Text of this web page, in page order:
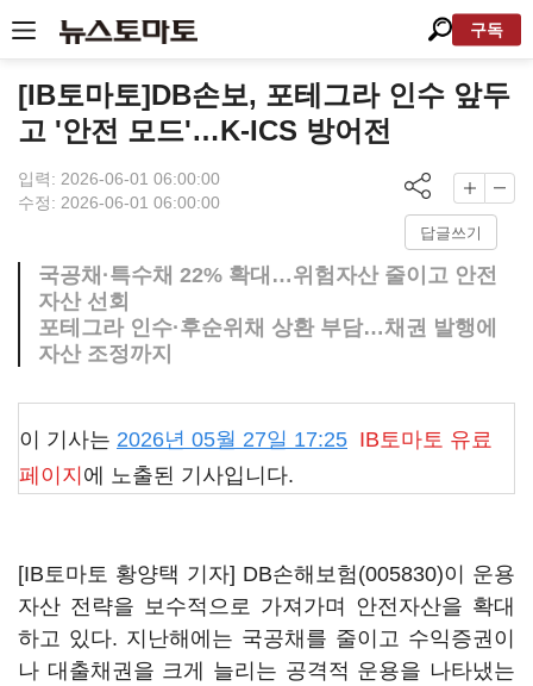
구독
[IB토마토]DB손보, 포테그라 인수 앞두
고 '안전 모드'…K-ICS 방어전
입력: 2026-06-01 06:00:00
수정: 2026-06-01 06:00:00
답글쓰기
국공채·특수채 22% 확대…위험자산 줄이고 안전
자산 선회
포테그라 인수·후순위채 상환 부담…채권 발행에
자산 조정까지
이 기사는 2026년 05월 27일 17:25 IB토마토 유료
페이지 에 노출된 기사입니다.
[IB토마토 황양택 기자] DB손해보험(005830)이 운용
자산 전략을 보수적으로 가져가며 안전자산을 확대
하고 있다. 지난해에는 국공채를 줄이고 수익증권이
나 대출채권을 크게 늘리는 공격적 운용을 나타냈는